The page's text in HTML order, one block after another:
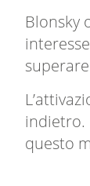
Blonsky
indietro.
questo